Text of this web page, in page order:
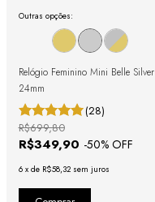
Outras opções:
Relógio Feminino Mini Belle Silver
24mm
(28)
R$349,90 -50% OFF
R$699,80
6 x de R$58,32 sem juros